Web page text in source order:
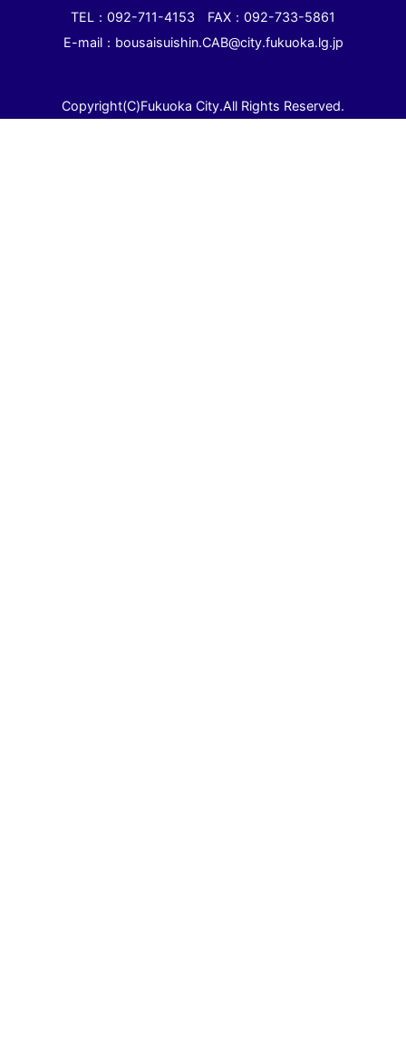
TEL：092-711-4153 FAX：092-733-5861
E-mail：bousaisuishin.CAB@city.fukuoka.lg.jp
Copyright(C)Fukuoka City.All Rights Reserved.